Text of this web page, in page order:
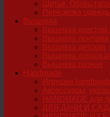
Шитье.
Переделка
Вышивка
Вышивка
Вышивка лентами
Вышивка детская
Вышивка
Вышивка разная
Handmade
Игрушки
Аксессуары,
HANDMADE для
ДЛЯ ДАЧИ И